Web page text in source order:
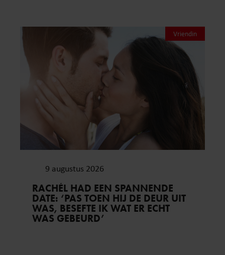
Vriendin
9 augustus 2026
RACHÉL HAD EEN SPANNENDE
DATE: ‘PAS TOEN HIJ DE DEUR UIT
WAS, BESEFTE IK WAT ER ECHT
WAS GEBEURD’